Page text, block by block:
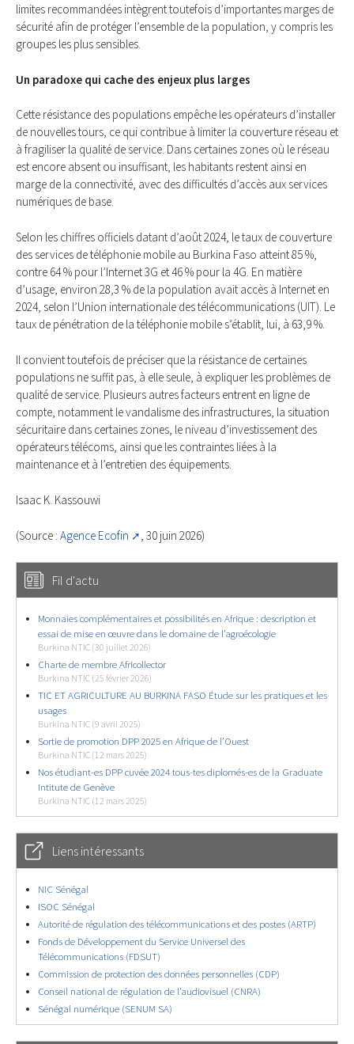
limites recommandées intègrent toutefois d’importantes marges de
sécurité afin de protéger l’ensemble de la population, y compris les
groupes les plus sensibles.
Un paradoxe qui cache des enjeux plus larges
Cette résistance des populations empêche les opérateurs d’installer
de nouvelles tours, ce qui contribue à limiter la couverture réseau et
à fragiliser la qualité de service. Dans certaines zones où le réseau
est encore absent ou insuffisant, les habitants restent ainsi en
marge de la connectivité, avec des difficultés d’accès aux services
numériques de base.
Selon les chiffres officiels datant d’août 2024, le taux de couverture
des services de téléphonie mobile au Burkina Faso atteint 85 %,
contre 64 % pour l’Internet 3G et 46 % pour la 4G. En matière
d’usage, environ 28,3 % de la population avait accès à Internet en
2024, selon l’Union internationale des télécommunications (UIT). Le
taux de pénétration de la téléphonie mobile s’établit, lui, à 63,9 %.
Il convient toutefois de préciser que la résistance de certaines
populations ne suffit pas, à elle seule, à expliquer les problèmes de
qualité de service. Plusieurs autres facteurs entrent en ligne de
compte, notamment le vandalisme des infrastructures, la situation
sécuritaire dans certaines zones, le niveau d’investissement des
opérateurs télécoms, ainsi que les contraintes liées à la
maintenance et à l’entretien des équipements.
Isaac K. Kassouwi
(Source : Agence Ecofin , 30 juin 2026)
Fil d'actu
Monnaies complémentaires et possibilités en Afrique : description et
essai de mise en œuvre dans le domaine de l’agroécologie
Burkina NTIC (30 juillet 2026)
Charte de membre Africollector
Burkina NTIC (25 février 2026)
TIC ET AGRICULTURE AU BURKINA FASO Étude sur les pratiques et les
usages
Burkina NTIC (9 avril 2025)
Sortie de promotion DPP 2025 en Afrique de l’Ouest
Burkina NTIC (12 mars 2025)
Nos étudiant-es DPP cuvée 2024 tous-tes diplomés-es de la Graduate
Intitute de Genève
Burkina NTIC (12 mars 2025)
Liens intéressants
NIC Sénégal
ISOC Sénégal
Autorité de régulation des télécommunications et des postes (ARTP)
Fonds de Développement du Service Universel des
Télécommunications (FDSUT)
Commission de protection des données personnelles (CDP)
Conseil national de régulation de l’audiovisuel (CNRA)
Sénégal numérique (SENUM SA)